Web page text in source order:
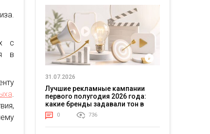
с
в
31.07.2026
Лучшие рекламные кампании
первого полугодия 2026 года:
какие бренды задавали тон в
отрасли
0 736